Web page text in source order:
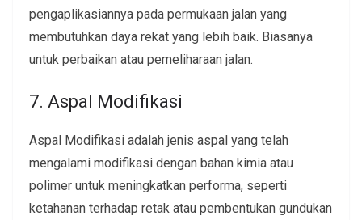
pengaplikasiannya pada permukaan jalan yang
membutuhkan daya rekat yang lebih baik. Biasanya
untuk perbaikan atau pemeliharaan jalan.
7. Aspal Modifikasi
Aspal Modifikasi adalah jenis aspal yang telah
mengalami modifikasi dengan bahan kimia atau
polimer untuk meningkatkan performa, seperti
ketahanan terhadap retak atau pembentukan gundukan